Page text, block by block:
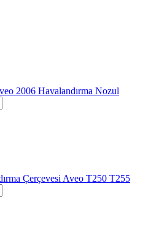
2006 Havalandırma Nozul
Çerçevesi Aveo T250 T255